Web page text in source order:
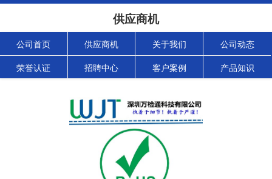
供应商机
公司首页 供应商机 关于我们 公司动态
荣誉认证 招聘中心 客户案例 产品知识